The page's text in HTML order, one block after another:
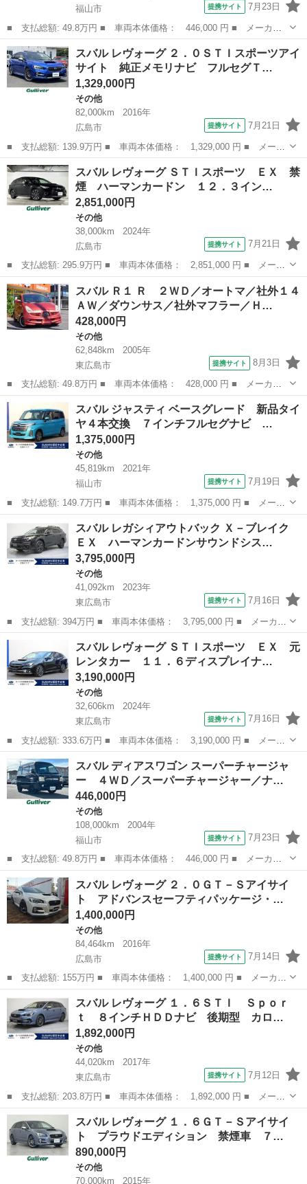
福山市
提携サイト 7月23日
■ 支払総額: 49.8万円 ■ 車両本体価格： 446,000 円 ■ メーカー
名： スバル ■ 車種名： ディアスワゴン ■ グレード名： スー
パーチャージャー ４ＷＤ／スーパーチャージャー／ナビ／ＴＶ／Ｅ
ＴＣ／両側ス...
広島 福山市
スバル レヴォーグ ２．０ＳＴＩスポーツアイ
サイト 純正メモリナビ フルセグＴ…
1,329,000円
その他
82,000km
2016年
広島市
提携サイト 7月21日
■ 支払総額: 139.9万円 ■ 車両本体価格： 1,329,000 円 ■ メーカ
ー名： スバル ■ 車種名： レヴォーグ ■ グレード名： ２．０
ＳＴＩスポーツアイサイト 純正メモリナビ フルセグＴＶ／ＤＶＤ
再生／Ｂ...
広島 広島市
スバル レヴォーグ ＳＴＩスポーツ ＥＸ 禁
煙 ハーマンカードン １２．３イン…
2,851,000円
その他
38,000km
2024年
広島市
提携サイト 7月21日
■ 支払総額: 295.9万円 ■ 車両本体価格： 2,851,000 円 ■ メーカ
ー名： スバル ■ 車種名： レヴォーグ ■ グレード名： ＳＴＩ
スポーツ ＥＸ 禁煙 ハーマンカードン １２．３インチフル液晶
メーター...
広島 広島市
スバル Ｒ１ Ｒ ２ＷＤ／オートマ／社外１４
ＡＷ／ダウンサス／社外マフラー／Ｈ…
428,000円
その他
62,848km
2005年
東広島市
提携サイト 8月3日
■ 支払総額: 49.8万円 ■ 車両本体価格： 428,000 円 ■ メーカー
名： スバル ■ 車種名： Ｒ１ ■ グレード名： Ｒ ２ＷＤ／オ
ートマ／社外１４ＡＷ／ダウンサス／社外マフラー／ＨＩＤ／フォグ
／Ｆスポイラ...
東広島市 その他
スバル ジャスティ ベースグレード 新品タイ
ヤ４本交換 ７インチフルセグナビ …
1,375,000円
その他
45,819km
2021年
福山市
提携サイト 7月19日
■ 支払総額: 149.7万円 ■ 車両本体価格： 1,375,000 円 ■ メーカ
ー名： スバル ■ 車種名： ジャスティ ■ グレード名： ベース
グレード 新品タイヤ４本交換 ７インチフルセグナビ ＣＤ／ＤＶ
Ｄ Ｂｌ...
スバル レガシィアウトバック Ｘ－ブレイク
ＥＸ ハーマンカードンサウンドシス…
3,795,000円
その他
41,092km
2023年
東広島市
提携サイト 7月16日
■ 支払総額: 394万円 ■ 車両本体価格： 3,795,000 円 ■ メーカー
名： スバル ■ 車種名： レガシィアウトバック ■ グレード
名： Ｘ－ブレイク ＥＸ ハーマンカードンサウンドシステム １
１．６インチナ...
スバル レヴォーグ ＳＴＩスポーツ ＥＸ 元
レンタカー １１．６ディスプレイナ…
3,190,000円
その他
32,606km
2024年
東広島市
提携サイト 7月16日
■ 支払総額: 333.6万円 ■ 車両本体価格： 3,190,000 円 ■ メーカ
ー名： スバル ■ 車種名： レヴォーグ ■ グレード名： ＳＴＩ
スポーツ ＥＸ 元レンタカー １１．６ディスプレイナビ ３Ｄデ
ジタルマ...
広島 東広島市 その他
スバル ディアスワゴン スーパーチャージャ
ー ４ＷＤ／スーパーチャージャー／ナ…
446,000円
その他
108,000km
2004年
福山市
提携サイト 7月23日
■ 支払総額: 49.8万円 ■ 車両本体価格： 446,000 円 ■ メーカー
名： スバル ■ 車種名： ディアスワゴン ■ グレード名： スー
パーチャージャー ４ＷＤ／スーパーチャージャー／ナビ／ＴＶ／Ｅ
ＴＣ／両側ス...
広島 福山市
スバル レヴォーグ ２．０ＧＴ－Ｓアイサイ
ト アドバンスセーフティパッケージ・…
1,400,000円
その他
84,464km
2016年
広島市
提携サイト 7月14日
■ 支払総額: 155万円 ■ 車両本体価格： 1,400,000 円 ■ メーカー
名： スバル ■ 車種名： レヴォーグ ■ グレード名： ２．０Ｇ
Ｔ－Ｓアイサイト アドバンスセーフティパッケージ・ＭＴモード付
ＡＴ・車高...
広島市
スバル レヴォーグ １．６ＳＴＩ Ｓｐｏｒ
ｔ ８インチＨＤＤナビ 後期型 カロ…
1,892,000円
その他
44,020km
2017年
東広島市
提携サイト 7月12日
■ 支払総額: 203.8万円 ■ 車両本体価格： 1,892,000 円 ■ メーカ
ー名： スバル ■ 車種名： レヴォーグ ■ グレード名： １．６
ＳＴＩ Ｓｐｏｒｔ ８インチＨＤＤナビ 後期型 カロッツェリア
製８イン...
広島 東広島市
スバル レヴォーグ １．６ＧＴ－Ｓアイサイ
ト プラウドエディション 禁煙車 ７…
890,000円
その他
70,000km
2015年